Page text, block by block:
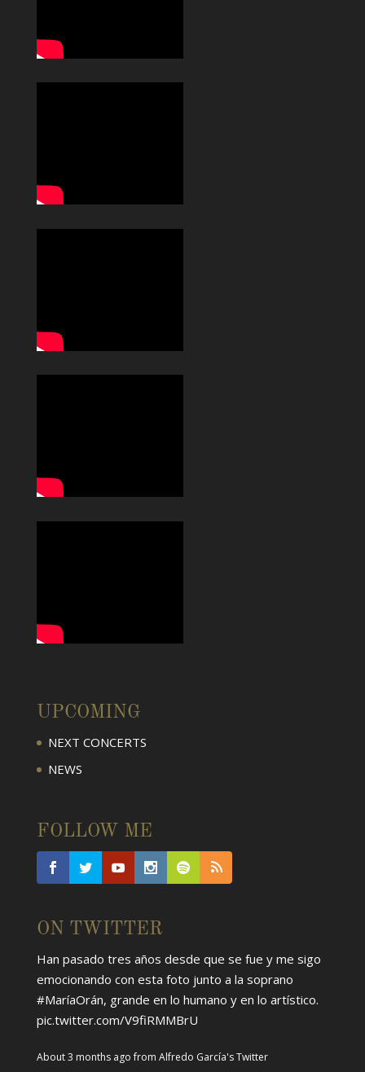
UPCOMING
NEXT CONCERTS
NEWS
FOLLOW ME
ON TWITTER
Han pasado tres años desde que se fue y me sigo
emocionando con esta foto junto a la soprano
#MaríaOrán, grande en lo humano y en lo artístico.
pic.twitter.com/V9fiRMMBrU
About 3 months agofrom Alfredo García's Twitter